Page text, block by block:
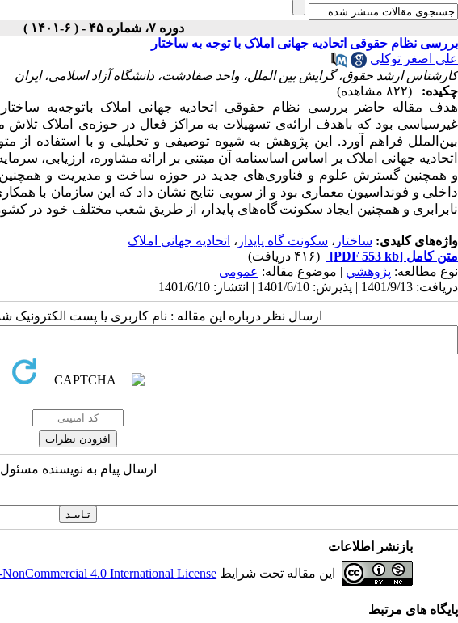
دوره ۷، شماره ۴۵ - ( ۶-۱۴۰۱ )
بررسی نظام حقوقی اتحادیه جهانی املاک با توجه‌ به ساختار
علی اصغر توکلی
کارشناس ارشد حقوق، گرایش بین الملل، واحد صفادشت، دانشگاه آزاد اسلامی، ایران
چکیده:
(۸۲۲ مشاهده)
هدف مقاله­ حاضر بررسی نظام حقوقی اتحادیه جهانی املاک باتوجه‌به ساختار
غیرسیاسی بود که باهدف ارائه‌ی تسهیلات به مراکز فعال در حوزه‌ی املاک
بین‌الملل فراهم آورد.
این پژوهش به شیوه توصیفی و تحلیلی و با استفاده از
اتحادیه جهانی املاک بر اساس اساسنامه آن مبتنی بر ارائه مشاوره، ارزیابی،
و همچنین گسترش علوم و فناوری‌های جدید در حوزه ساخت و مدیریت و همچنین
داخلی و فونداسیون معماری بود و از سویی نتایج نشان داد که این سازمان با
نابرابری و همچنین ایجاد سکونت گاه‌های پایدار، از طریق شعب مختلف خود در
واژه‌های کلیدی: ساختار ، سکونت گاه پایدار ، اتحادیه جهانی املاک
متن کامل [PDF 553 kb]
(۴۱۶ دریافت)
نوع مطالعه: پژوهشي | موضوع مقاله: عمومى
دریافت: 1401/9/13 | پذیرش: 1401/6/10 | انتشار: 1401/6/10
ارسال نظر درباره این مقاله : نام کاربری یا پست الکترونیک
ارسال پیام به نویسنده مسئول
بازنشر اطلاعات
این مقاله تحت شرایط 4.0 International License
پایگاه های مرتبط